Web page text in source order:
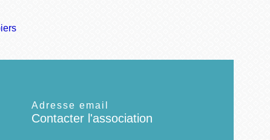
Adresse email
Contacter l'association